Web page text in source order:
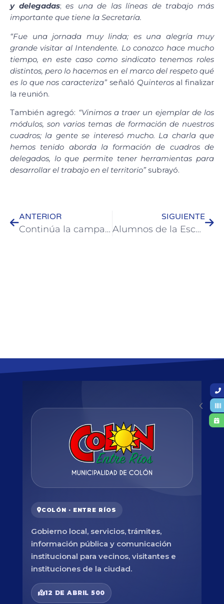
y delegadas;es una de las líneas de trabajo más
importante que tiene la Secretaría.
“Fue una jornada muy linda; es una alegría muy
grande visitar al Intendente. Lo conozco hace mucho
tiempo, en este caso como sindicato tenemos roles
distintos, pero lo hacemos en el marco del respeto qué
es lo que nos caracteriza” señaló Quinterosal finalizar
la reunión.
También agregó: “Vinimos a traer un ejemplar de los
módulos, son varios temas de formación de nuestros
cuadros; la gente se interesó mucho. La charla que
hemos tenido aborda la formación de cuadros de
delegados, lo que permite tener herramientas para
desarrollar el trabajo en el territorio”subrayó.
ANTERIOR
Continúa la campaña gratuita de vacunación antirrábica
SIGUIENTE
Alumnos de la Escuela de Bellas Artes participa de actividades en Colón
COLÓN · ENTRE RÍOS
Gobierno local, servicios, trámites,
información pública y comunicación
institucional para vecinos, visitantes e
instituciones de la ciudad.
12 DE ABRIL 500